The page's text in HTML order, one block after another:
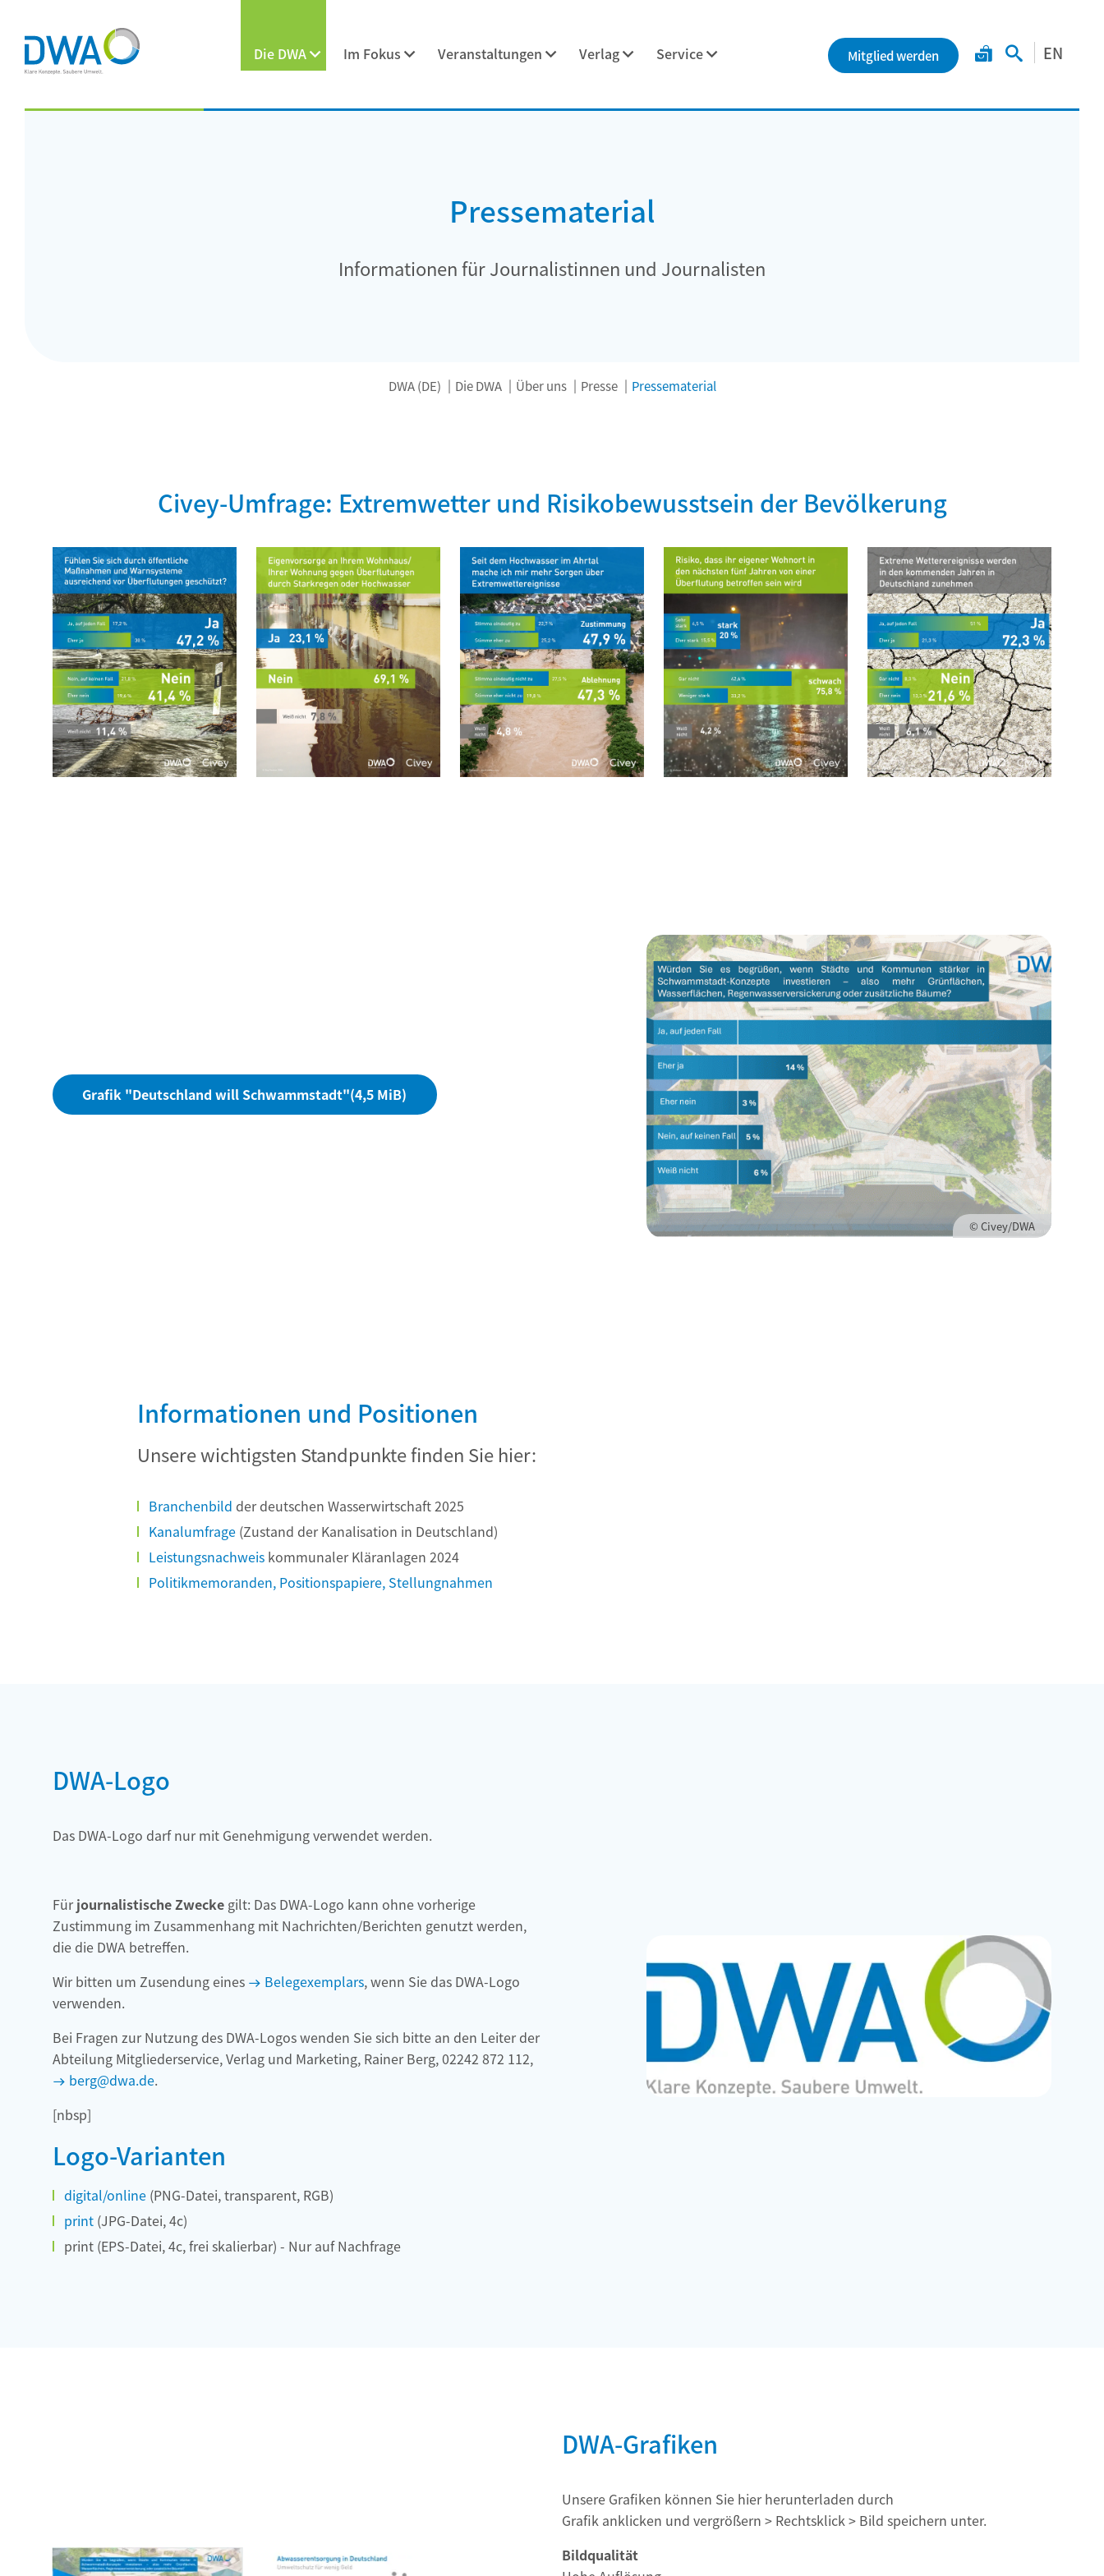
Die DWA Im Fokus Veranstaltungen Verlag Service Mitglied werden EN
Pressematerial
Informationen für Journalistinnen und Journalisten
DWA (DE) Die DWA Über uns Presse Pressematerial
Civey-Umfrage: Extremwetter und Risikobewusstsein der Bevölkerung
Grafik "Deutschland will Schwammstadt"(4,5 MiB)
© Civey/DWA
Informationen und Positionen
Unsere wichtigsten Standpunkte finden Sie hier:
Branchenbild der deutschen Wasserwirtschaft 2025
Kanalumfrage (Zustand der Kanalisation in Deutschland)
Leistungsnachweis kommunaler Kläranlagen 2024
Politikmemoranden, Positionspapiere, Stellungnahmen
DWA-Logo
Das DWA-Logo darf nur mit Genehmigung verwendet werden.
Fürjournalistische Zwecke gilt: Das DWA-Logo kann ohne vorherige
Zustimmung im Zusammenhang mit Nachrichten/Berichten genutzt werden,
die die DWA betreffen.
Wir bitten um Zusendung eines
Belegexemplars, wenn Sie das DWA-Logo
verwenden.
Bei Fragen zur Nutzung des DWA-Logos wenden Sie sich bitte an den Leiter der
Abteilung Mitgliederservice, Verlag und Marketing, Rainer Berg, 02242 872 112,
berg@dwa.de.
[nbsp]
Logo-Varianten
digital/online (PNG-Datei, transparent, RGB)
print (JPG-Datei, 4c)
print (EPS-Datei, 4c, frei skalierbar) - Nur auf Nachfrage
DWA-Grafiken
Unsere Grafiken können Sie hier herunterladen durch
Grafik anklicken und vergrößern > Rechtsklick > Bild speichern unter.
Bildqualität